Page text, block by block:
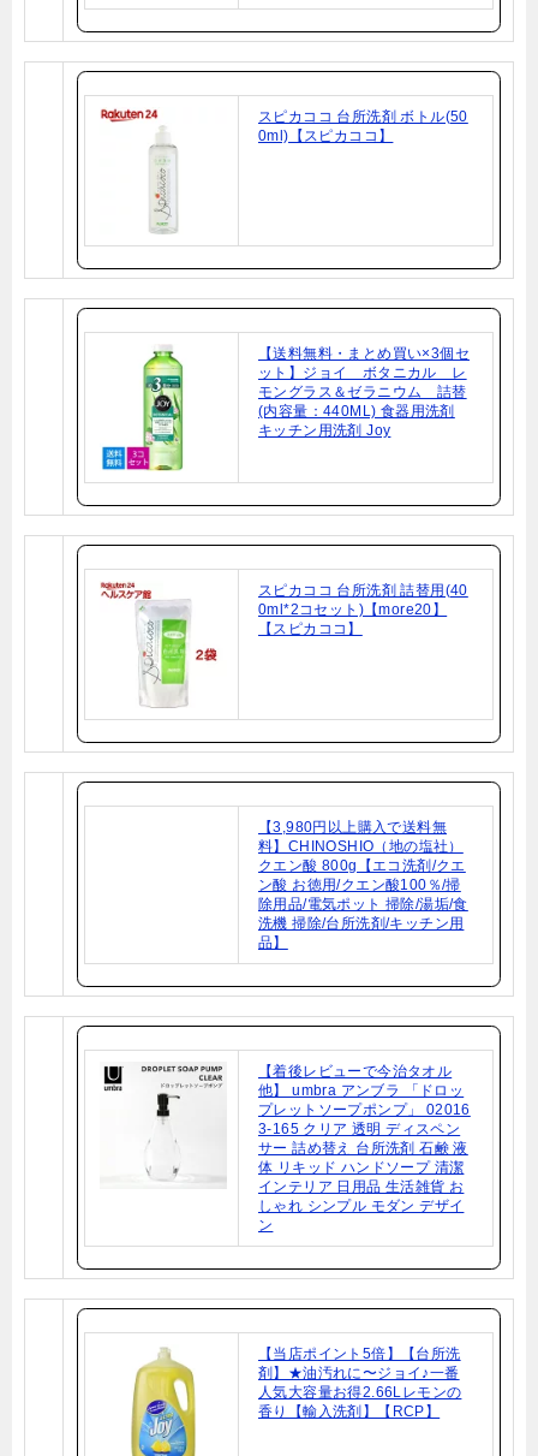
スピカココ 台所洗剤 ボトル(50
0ml)【スピカココ】
【送料無料・まとめ買い×3個セ
ット】ジョイ ボタニカル レ
モングラス＆ゼラニウム 詰替
(内容量：440ML) 食器用洗剤
キッチン用洗剤 Joy
スピカココ 台所洗剤 詰替用(40
0ml*2コセット)【more20】
【スピカココ】
【3,980円以上購入で送料無
料】CHINOSHIO（地の塩社）
クエン酸 800g【エコ洗剤/クエ
ン酸 お徳用/クエン酸100％/掃
除用品/電気ポット 掃除/湯垢/食
洗機 掃除/台所洗剤/キッチン用
品】
【着後レビューで今治タオル
他】 umbra アンブラ 「ドロッ
プレットソープポンプ」 02016
3-165 クリア 透明 ディスペン
サー 詰め替え 台所洗剤 石鹸 液
体 リキッド ハンドソープ 清潔
インテリア 日用品 生活雑貨 お
しゃれ シンプル モダン デザイ
ン
【当店ポイント5倍】【台所洗
剤】★油汚れに〜ジョイ♪一番
人気大容量お得2.66Lレモンの
香り【輸入洗剤】【RCP】